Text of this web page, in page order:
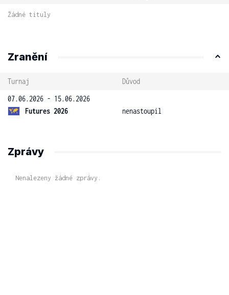
Žádné tituly
Zranění
Turnaj
Důvod
07.06.2026 - 15.06.2026
Futures 2026
nenastoupil
Zprávy
Nenalezeny žádné zprávy.